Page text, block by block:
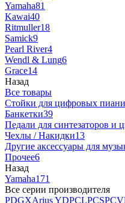
Yamaha81
Kawai40
Ritmuller18
Samick9
Pearl River4
Wendl & Lung6
Grace14
Назад
Все товары
Стойки для цифровых
Банкетки39
Педали для синтезаторов и
Чехлы / Накидки13
Другие аксессуары для
Прочее6
Назад
Yamaha171
Все серии производителя
PDGXArius YDPCLPCSP